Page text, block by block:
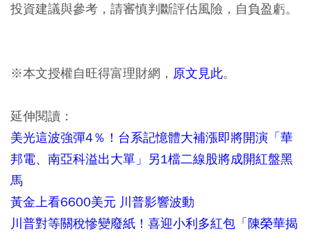
投資建議與參考，請審慎判斷評估風險，自負盈虧。
※本文授權自旺得富理財網， 原文見此。
延伸閱讀：
美光這波強彈4％！台系記憶體大補漲即將開演「華
邦電、南亞科溢出大單」另1檔二線股將成開紅盤黑
馬
黃金上看6600美元 川普影響波動
川普對等關稅慘變廢紙！喜迎小利多紅包「陳榮華揭